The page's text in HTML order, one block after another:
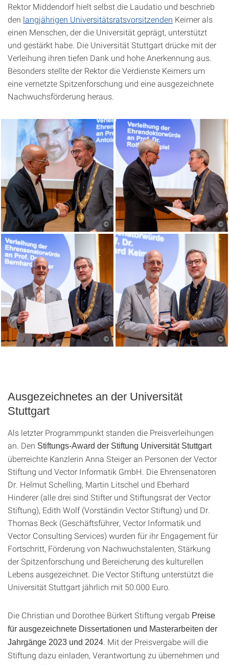
Rektor Middendorf hielt selbst die Laudatio und beschrieb
den langjährigen Universitätsratsvorsitzenden Keimer als
einen Menschen, der die Universität geprägt, unterstützt
und gestärkt habe. Die Universität Stuttgart drücke mit der
Verleihung ihren tiefen Dank und hohe Anerkennung aus.
Besonders stellte der Rektor die Verdienste Keimers um
eine vernetzte Spitzenforschung und eine ausgezeichnete
Nachwuchsförderung heraus.
© ©
© ©
Ausgezeichnetes an der Universität
Stuttgart
Als letzter Programmpunkt standen die Preisverleihungen
an. Den Stiftungs-Award der Stiftung Universität Stuttgart
überreichte Kanzlerin Anna Steiger an Personen der Vector
Stiftung und Vector Informatik GmbH. Die Ehrensenatoren
Dr. Helmut Schelling, Martin Litschel und Eberhard
Hinderer (alle drei sind Stifter und Stiftungsrat der Vector
Stiftung), Edith Wolf (Vorständin Vector Stiftung) und Dr.
Thomas Beck (Geschäftsführer, Vector Informatik und
Vector Consulting Services) wurden für ihr Engagement für
Fortschritt, Förderung von Nachwuchstalenten, Stärkung
der Spitzenforschung und Bereicherung des kulturellen
Lebens ausgezeichnet. Die Vector Stiftung unterstützt die
Universität Stuttgart jährlich mit 50.000 Euro.
Die Christian und Dorothee Bürkert Stiftung vergab Preise
für ausgezeichnete Dissertationen und Masterarbeiten der
Jahrgänge 2023 und 2024. Mit der Preisvergabe will die
Stiftung dazu einladen, Verantwortung zu übernehmen und